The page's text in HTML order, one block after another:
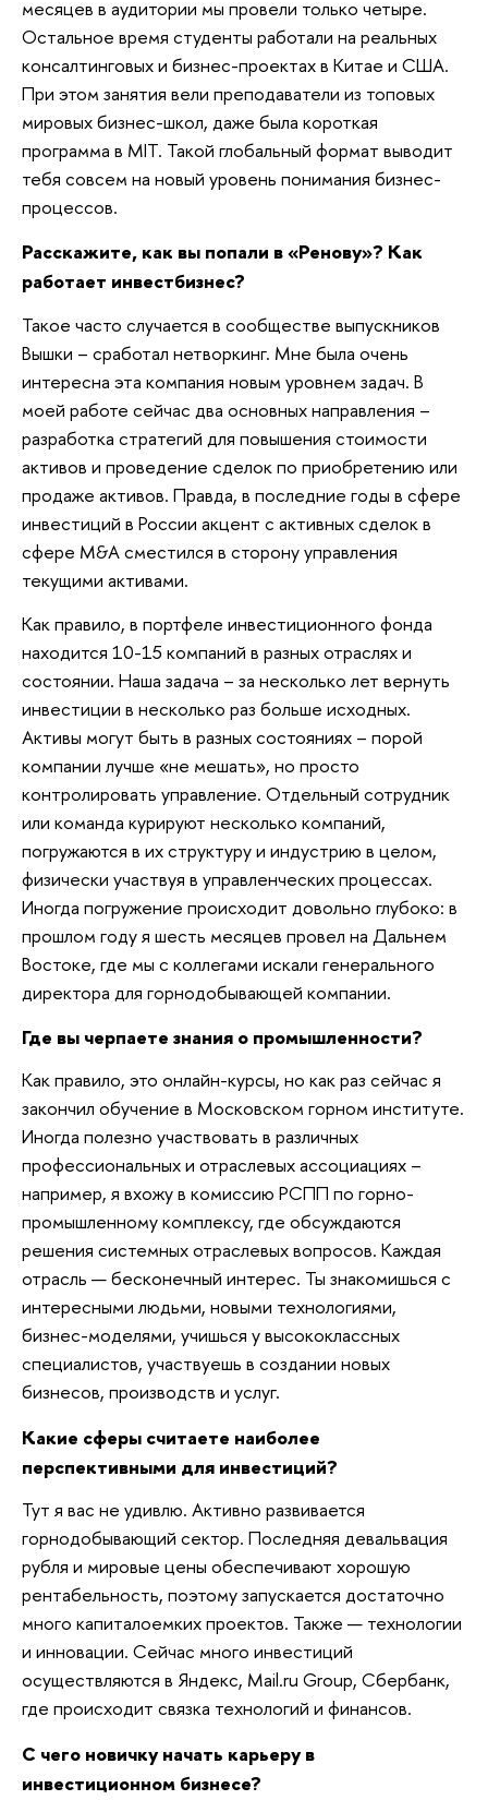
месяцев в аудитории мы провели только четыре.
Остальное время студенты работали на реальных
консалтинговых и бизнес-проектах в Китае и США.
При этом занятия вели преподаватели из топовых
мировых бизнес-школ, даже была короткая
программа в MIT. Такой глобальный формат выводит
тебя совсем на новый уровень понимания бизнес-
процессов.
Расскажите, как вы попали в «Ренову»? Как
работает инвестбизнес?
Такое часто случается в сообществе выпускников
Вышки – сработал нетворкинг. Мне была очень
интересна эта компания новым уровнем задач. В
моей работе сейчас два основных направления –
разработка стратегий для повышения стоимости
активов и проведение сделок по приобретению или
продаже активов. Правда, в последние годы в сфере
инвестиций в России акцент с активных сделок в
сфере M&A сместился в сторону управления
текущими активами.
Как правило, в портфеле инвестиционного фонда
находится 10-15 компаний в разных отраслях и
состоянии. Наша задача – за несколько лет вернуть
инвестиции в несколько раз больше исходных.
Активы могут быть в разных состояниях – порой
компании лучше «не мешать», но просто
контролировать управление. Отдельный сотрудник
или команда курируют несколько компаний,
погружаются в их структуру и индустрию в целом,
физически участвуя в управленческих процессах.
Иногда погружение происходит довольно глубоко: в
прошлом году я шесть месяцев провел на Дальнем
Востоке, где мы с коллегами искали генерального
директора для горнодобывающей компании.
Где вы черпаете знания о промышленности?
Как правило, это онлайн-курсы, но как раз сейчас я
закончил обучение в Московском горном институте.
Иногда полезно участвовать в различных
профессиональных и отраслевых ассоциациях –
например, я вхожу в комиссию РСПП по горно-
промышленному комплексу, где обсуждаются
решения системных отраслевых вопросов. Каждая
отрасль — бесконечный интерес. Ты знакомишься с
интересными людьми, новыми технологиями,
бизнес-моделями, учишься у высококлассных
специалистов, участвуешь в создании новых
бизнесов, производств и услуг.
Какие сферы считаете наиболее
перспективными для инвестиций?
Тут я вас не удивлю. Активно развивается
горнодобывающий сектор. Последняя девальвация
рубля и мировые цены обеспечивают хорошую
рентабельность, поэтому запускается достаточно
много капиталоемких проектов. Также — технологии
и инновации. Сейчас много инвестиций
осуществляются в Яндекс, Mаil.ru Group, Сбербанк,
где происходит связка технологий и финансов.
С чего новичку начать карьеру в
инвестиционном бизнесе?